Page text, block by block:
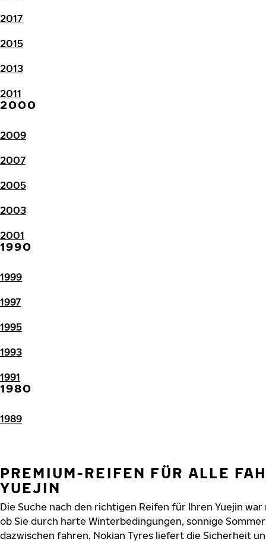
2017
2015
2013
2011
2000
2009
2007
2005
2003
2001
1990
1999
1997
1995
1993
1991
1980
1989
PREMIUM-REIFEN FÜR ALLE
YUEJIN
Die Suche nach den richtigen Reifen für Ihren Yuejin war
ob Sie durch harte Winterbedingungen, sonnige
dazwischen fahren, Nokian Tyres liefert die Sicherheit